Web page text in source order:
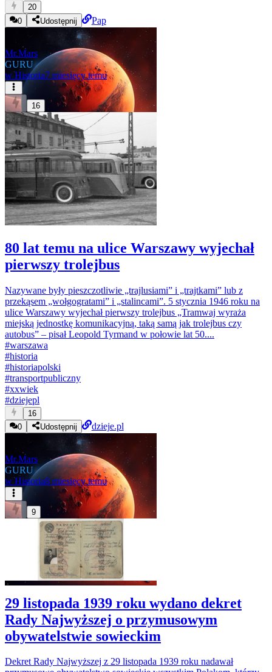
20
0
Udostępnij Pap
Mr.Mars
GURU
w Historia7 miesięcy temu
16
80 lat temu na ulice Warszawy wyjechał
pierwszy trolejbus
Nazywane były pieszczotliwie „trajlusiami” i „trajtkami” lub z
przekąsem „wołgogratami” i „stalincami”. 5 stycznia 1946 roku na
ulice Warszawy wyjechał pierwszy trolejbus „Tramwaj wyraża
miejską jednostkę komunikacyjną, taką samą jak trolejbus czy
autobus” – pisał Leopold Tyrmand w połowie lat 50....
#warszawa
#historia
#historiapolski
#transportpubliczny
#xxwiek
#dziejepl
16
0
Udostępnij dzieje.pl
Mr.Mars
GURU
w Historia8 miesięcy temu
9
29 listopada 1939 roku wydano dekret
Rady Najwyższej o przymusowym
obywatelstwie sowieckim
Dekret Rady Najwyższej z 29 listopada 1939 roku nadawał